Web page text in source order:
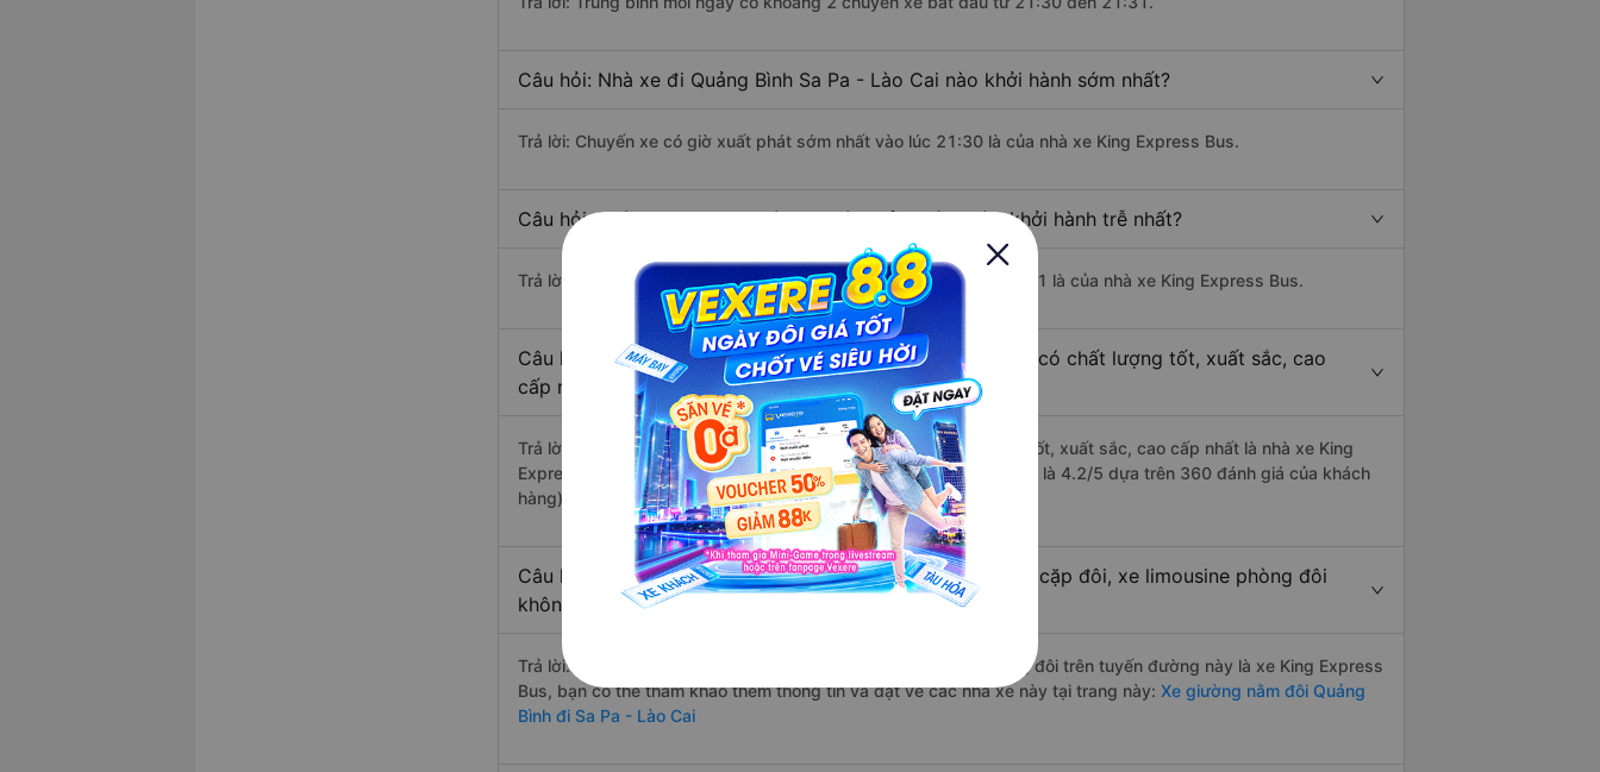
Câu hỏi: Nhà xe đi Quảng Bình Sa Pa - Lào Cai nào khởi hành sớm nhất?
Trả lời: Chuyến xe có giờ xuất phát sớm nhất vào lúc 21:30 là của nhà xe King Express Bus.
Câu hỏi: Nhà xe đi Sa Pa - Lào Cai từ Quảng Bình nào khởi hành trễ nhất?
Trả lời: Chuyến xe có giờ xuất phát trễ (muộn) nhất là vào lúc 21:31 là của nhà xe King Express Bus.
Câu hỏi: Review xe đi Sa Pa - Lào Cai từ Quảng Bình nào có chất lượng tốt, xuất sắc, cao
cấp nhất?
Trả lời: Những hãng xe đi Quảng Bình Sa Pa - Lào Cai chất lượng tốt, xuất sắc, cao cấp nhất là nhà xe King
Express Bus đi Sa Pa - Lào Cai từ Quảng Bình với điểm chất lượng là 4.2/5 dựa trên 360 đánh giá của khách
hàng).
Câu hỏi: Có loại xe Quảng Bình Sa Pa - Lào Cai dành cho cặp đôi, xe limousine phòng đôi
không?
Trả lời: Hiện tại có 1 hãng xe khai thác dòng xe Limousine giường đôi trên tuyến đường này là xe King Express
Bus, bạn có thể tham khảo thêm thông tin và đặt vé các nhà xe này tại trang này: Xe giường nằm đôi Quảng
Bình đi Sa Pa - Lào Cai